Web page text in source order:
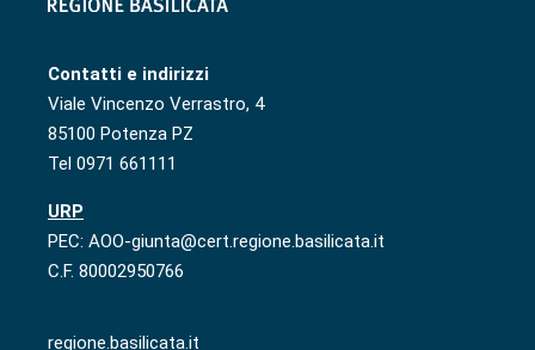
Contatti e indirizzi
Viale Vincenzo Verrastro, 4
85100 Potenza PZ
Tel 0971 661111
URP
PEC: AOO-giunta@cert.regione.basilicata.it
C.F. 80002950766
regione.basilicata.it